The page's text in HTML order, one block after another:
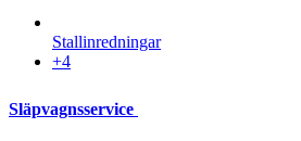
Stallinredningar
+4
Släpvagnsservice